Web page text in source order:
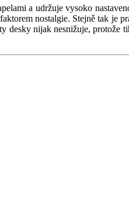
a udržuje vysoko
nostalgie. Stejně tak je
desky nijak nesnižuje, protože